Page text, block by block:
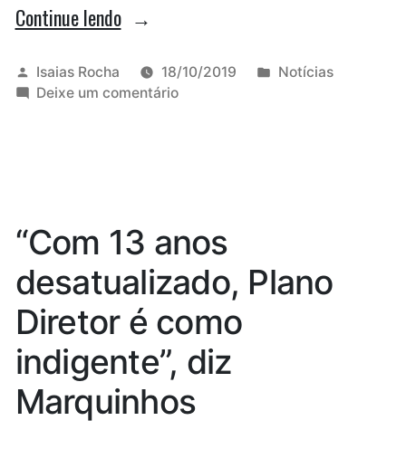
Continue lendo“Bacabeira
campanha
“Outubro
sobre
o
câncer
de
mama”
Publicado
por
Isaias Rocha 18/10/2019
Publicado
Notícias
Deixe um comentárioem
sensibilizar
sobre
o
câncer
de
“Com 13 anos
desatualizado, Plano
Diretor é como
indigente”, diz
Marquinhos